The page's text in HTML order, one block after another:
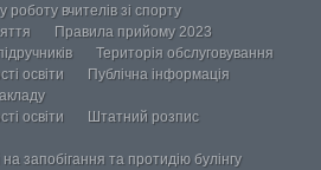
вчителів зі спорту
Правила прийому 2023
Територія обслуговування
освіти
Публічна інформація
освіти
Штатний розпис
запобігання та протидію булінгу